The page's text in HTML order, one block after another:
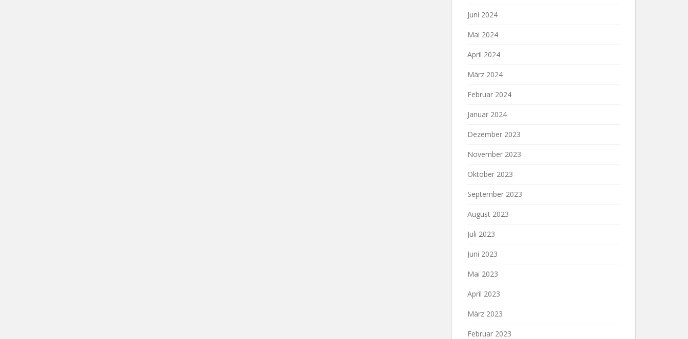
Juni 2024
Mai 2024
April 2024
März 2024
Februar 2024
Januar 2024
Dezember 2023
November 2023
Oktober 2023
September 2023
August 2023
Juli 2023
Juni 2023
Mai 2023
April 2023
März 2023
Februar 2023